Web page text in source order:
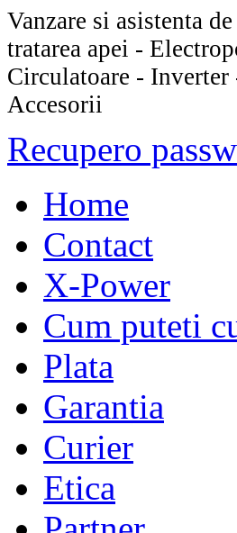
Vanzare si asistenta
tratarea apei -
Circulatoare - Inverter
Accesorii
Recupero
Home
Contact
X-Power
Cum puteti
Plata
Garantia
Curier
Etica